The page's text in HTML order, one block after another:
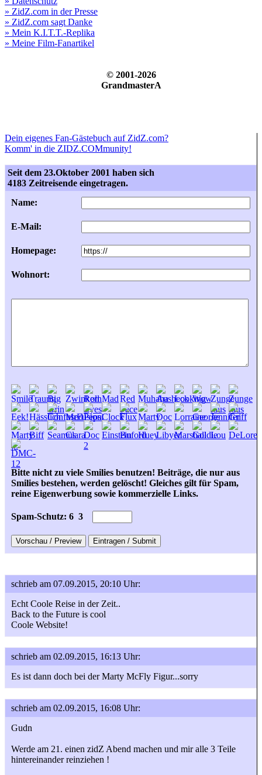
» ZidZ.com in der Presse
» ZidZ.com sagt Danke
» Mein K.I.T.T.-Replika
» Meine Film-Fanartikel
© 2001-2026
GrandmasterA
Dein eigenes Fan-Gästebuch auf ZidZ.com?
Komm' in die ZIDZ.COMmunity!
Seit dem 23.Oktober 2001 haben sich
4183 Zeitreisende eingetragen.
Name:
E-Mail:
Homepage:
Wohnort:
Bitte nicht zu viele Smilies benutzen! Beiträge, die nur aus
Smilies bestehen, werden gelöscht! Gleiches gilt für Spam,
reine Eigenwerbung sowie kommerzielle Links.
Spam-Schutz: 6 3
schrieb am 07.09.2015, 20:10 Uhr:
Echt Coole Reise in der Zeit..
Back to the Future is cool
Coole Website!
schrieb am 02.09.2015, 16:13 Uhr:
Es ist dann doch bei der Marty McFly Figur...sorry
schrieb am 02.09.2015, 16:08 Uhr:
Gudn
Werde am 21. einen zidZ Abend machen und mir alle 3 Teile
hintereinander reinziehen !